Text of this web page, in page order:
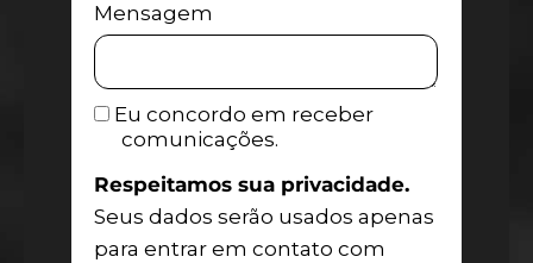
Mensagem
Eu concordo em receber
comunicações.
Respeitamos sua privacidade.
Seus dados serão usados apenas
para entrar em contato com